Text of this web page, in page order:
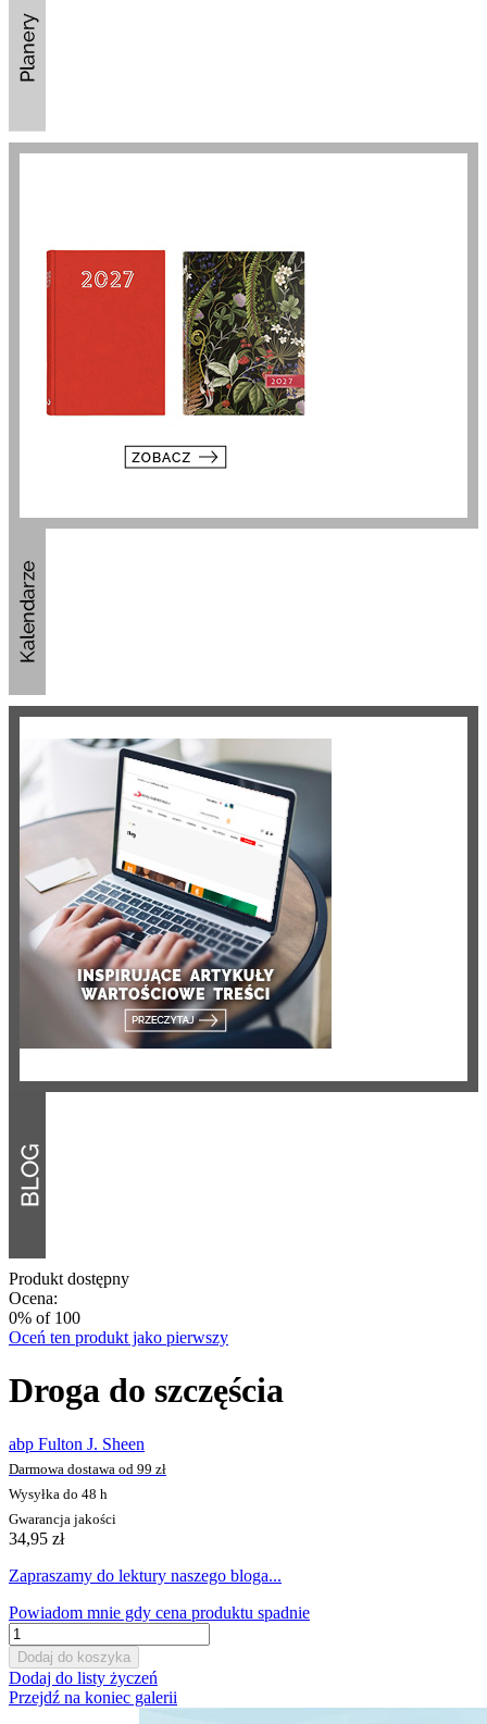
Produkt dostępny
Ocena:
0% of 100
Oceń ten produkt jako pierwszy
Droga do szczęścia
abp Fulton J. Sheen
Darmowa dostawa od 99 zł
Wysyłka do 48 h
Gwarancja jakości
34,95 zł
Zapraszamy do lektury naszego bloga...
Powiadom mnie gdy cena produktu spadnie
Dodaj do koszyka
Dodaj do listy życzeń
Przejdź na koniec galerii